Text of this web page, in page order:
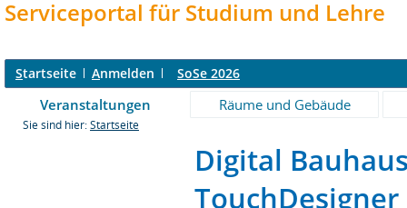
Serviceportal für Studium und Lehre
Startseite Anmelden SoSe 2026
Veranstaltungen Räume und Gebäude
Sie sind hier: Startseite
Digital